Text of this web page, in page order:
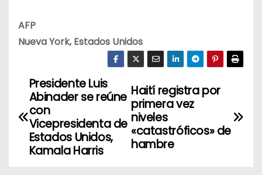
AFP
Nueva York, Estados Unidos
N
a
Haití registra por
primera vez
niveles
«catastróficos» de
hambre
Presidente Luis
Abinader se reúne
con
Vicepresidenta de
Estados Unidos,
Kamala Harris